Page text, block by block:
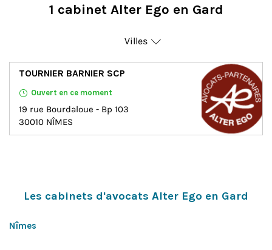
1 cabinet Alter Ego en Gard
Villes
Nimes
TOURNIER BARNIER SCP
Ouvert en ce moment
19 rue Bourdaloue - Bp 103
30010 NÎMES
Les cabinets d'avocats Alter Ego en Gard
Nîmes